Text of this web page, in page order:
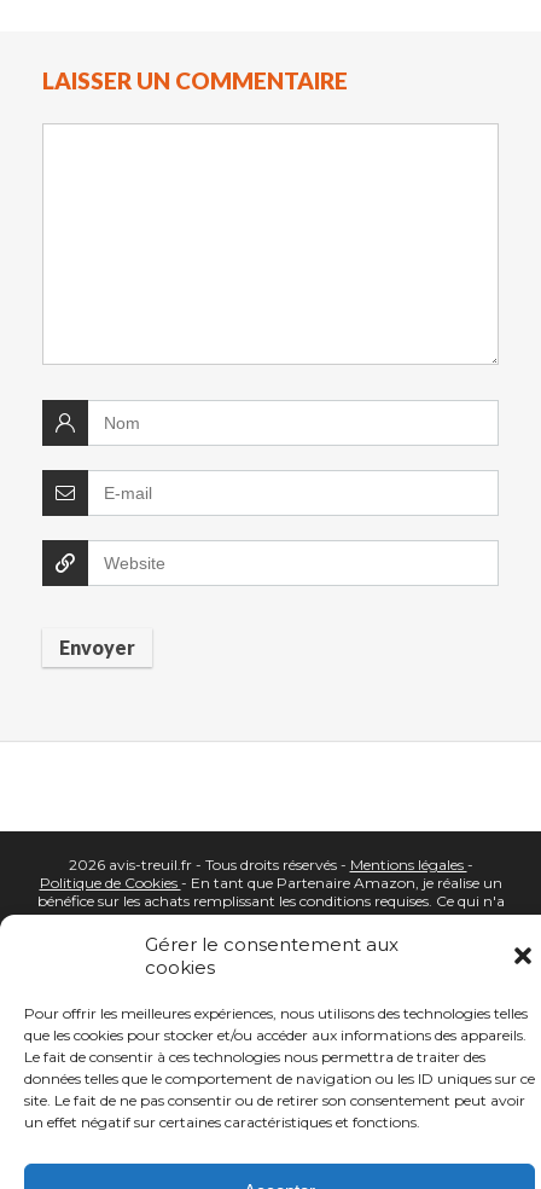
Gérer le consentement aux
cookies
Pour offrir les meilleures expériences, nous utilisons des technologies telles
que les cookies pour stocker et/ou accéder aux informations des appareils.
Le fait de consentir à ces technologies nous permettra de traiter des
données telles que le comportement de navigation ou les ID uniques sur ce
site. Le fait de ne pas consentir ou de retirer son consentement peut avoir
un effet négatif sur certaines caractéristiques et fonctions.
LAISSER UN COMMENTAIRE
2026 avis-treuil.fr - Tous droits réservés - Mentions légales -
Politique de Cookies - En tant que Partenaire Amazon, je réalise un
bénéfice sur les achats remplissant les conditions requises. Ce qui n'a
aucune conséquence sur votre prix d'achat